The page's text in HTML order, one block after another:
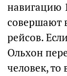
навигацию
совершают
рейсов.
Ольхон
человек,